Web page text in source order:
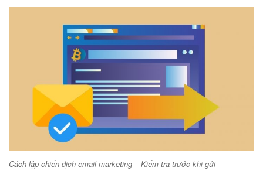
Cách lập chiến dịch email marketing – Kiểm tra trước khi gửi